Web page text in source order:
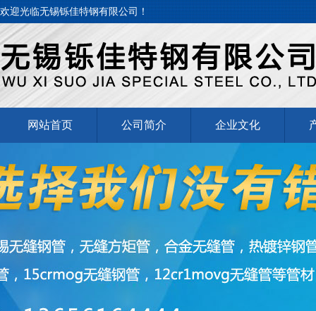
欢迎光临无锡铄佳特钢有限公司！
网站首页 公司简介 企业文化